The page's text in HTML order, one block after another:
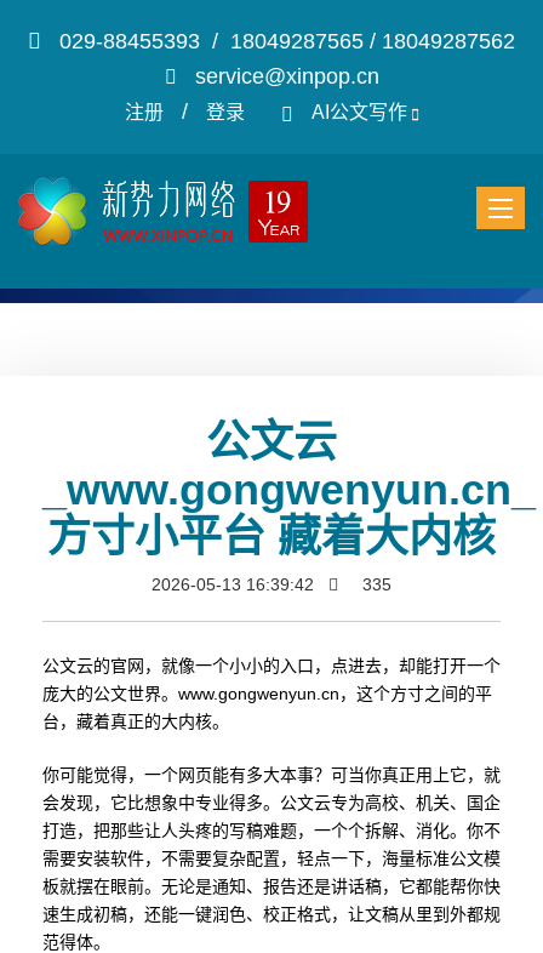
029-88455393 / 18049287565 / 18049287562
service@xinpop.cn
注册/ 登录 AI公文写作
公文云
_www.gongwenyun.cn_
方寸小平台 藏着大内核
2026-05-13 16:39:42 335
公文云的官网，就像一个小小的入口，点进去，却能打开一个
庞大的公文世界。www.gongwenyun.cn，这个方寸之间的平
台，藏着真正的大内核。
你可能觉得，一个网页能有多大本事？可当你真正用上它，就
会发现，它比想象中专业得多。公文云专为高校、机关、国企
打造，把那些让人头疼的写稿难题，一个个拆解、消化。你不
需要安装软件，不需要复杂配置，轻点一下，海量标准公文模
板就摆在眼前。无论是通知、报告还是讲话稿，它都能帮你快
速生成初稿，还能一键润色、校正格式，让文稿从里到外都规
范得体。